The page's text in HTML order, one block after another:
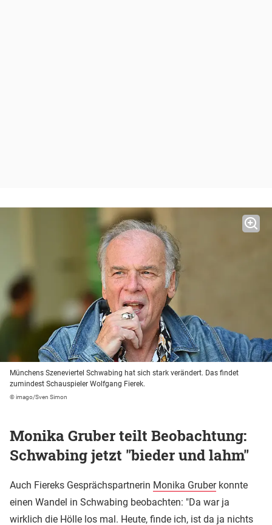
Münchens Szeneviertel Schwabing hat sich stark verändert. Das findet
zumindest Schauspieler Wolfgang Fierek.
© imago/Sven Simon
Monika Gruber teilt Beobachtung:
Schwabing jetzt "bieder und lahm"
Auch Fiereks Gesprächspartnerin Monika Gruberkonnte
einen Wandel in Schwabing beobachten: "Da war ja
wirklich die Hölle los mal. Heute, finde ich, ist da ja nichts